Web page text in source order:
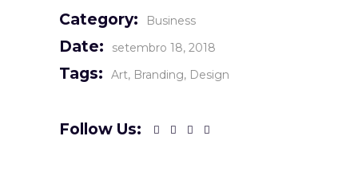
Category: Business
Date: setembro 18, 2018
Tags: Art Branding Design
Follow Us: